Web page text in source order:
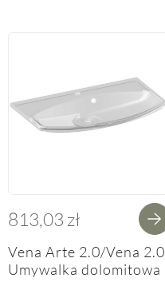
813,03 zł
Vena Arte 2.0/Vena 2.0
Umywalka dolomitowa